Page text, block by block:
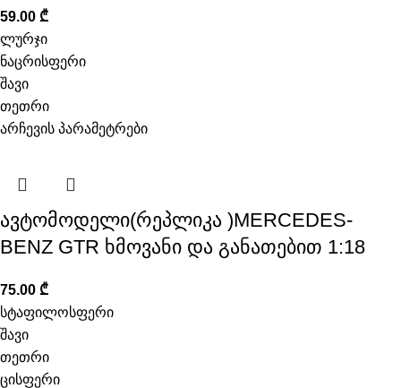
59.00 ₾
ლურჯი
ნაცრისფერი
შავი
თეთრი
არჩევის პარამეტრები
ავტომოდელი(რეპლიკა )MERCEDES-
BENZ GTR ხმოვანი და განათებით 1:18
75.00 ₾
სტაფილოსფერი
შავი
თეთრი
ცისფერი